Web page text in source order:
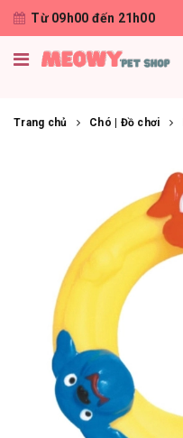
Từ 09h00 đến 21h00
Trang chủ Chó | Đồ chơi